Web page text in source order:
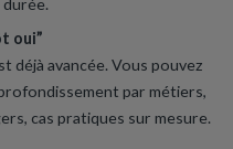
oui”
déjà avancée. Vous pouvez
par métiers,
cas pratiques sur mesure.